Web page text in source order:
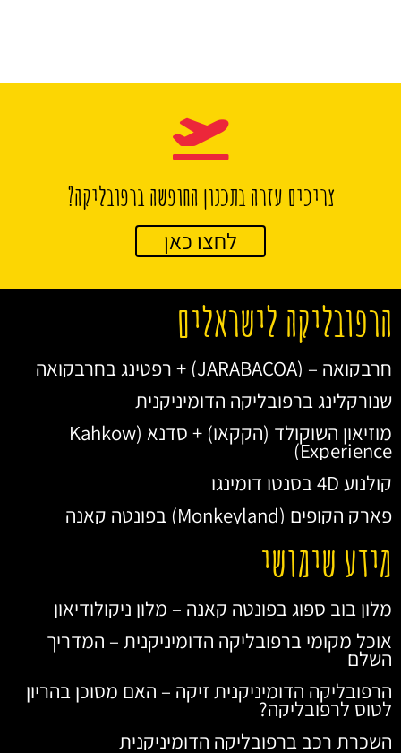
צריכים עזרה בתכנון החופשה ברפובליקה?
לחצו כאן
הרפובליקה לישראלים
חרבקואה – (JARABACOA) + רפטינג בחרבקואה
שנורקלינג ברפובליקה הדומיניקנית
מוזיאון השוקולד (הקקאו) + סדנא (Kahkow
Experience)
קולנוע 4D בסנטו דומינגו
פארק הקופים (Monkeyland) בפונטה קאנה
מידע שימושי
מלון בוב ספוג בפונטה קאנה – מלון ניקולודיאון
אוכל מקומי ברפובליקה הדומיניקנית – המדריך
השלם
הרפובליקה הדומיניקנית זיקה – האם מסוכן בהריון
לטוס לרפובליקה?
השכרת רכב ברפובליקה הדומיניקנית